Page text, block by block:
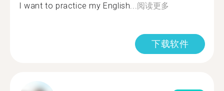
I want to practice my English...阅读更多
下载软件